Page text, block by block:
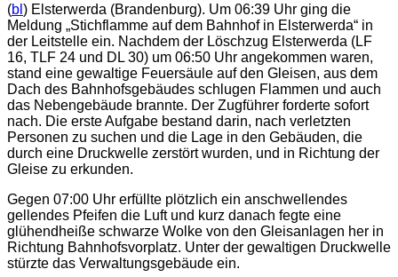
(bl ) Elsterwerda (Brandenburg). Um 06:39 Uhr ging die
Meldung „Stichflamme auf dem Bahnhof in Elsterwerda“ in
der Leitstelle ein. Nachdem der Löschzug Elsterwerda (LF
16, TLF 24 und DL 30) um 06:50 Uhr angekommen waren,
stand eine gewaltige Feuersäule auf den Gleisen, aus dem
Dach des Bahnhofsgebäudes schlugen Flammen und auch
das Nebengebäude brannte. Der Zugführer forderte sofort
nach. Die erste Aufgabe bestand darin, nach verletzten
Personen zu suchen und die Lage in den Gebäuden, die
durch eine Druckwelle zerstört wurden, und in Richtung der
Gleise zu erkunden.
Gegen 07:00 Uhr erfüllte plötzlich ein anschwellendes
gellendes Pfeifen die Luft und kurz danach fegte eine
glühendheiße schwarze Wolke von den Gleisanlagen her in
Richtung Bahnhofsvorplatz. Unter der gewaltigen Druckwelle
stürzte das Verwaltungsgebäude ein.